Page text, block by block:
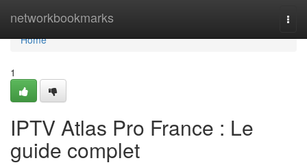
networkbookmarks
Home
Home
1
IPTV Atlas Pro France : Le
guide complet